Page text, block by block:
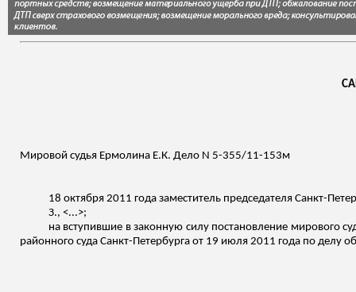
Мировой судья Ермолина Е.К. Дело N 5-355/11-153м
18 октября 2011 года заместитель председателя Санкт-
З., <...>;
на вступившие в законную силу постановление мирового
районного суда Санкт-Петербурга от 19 июля 2011 года по